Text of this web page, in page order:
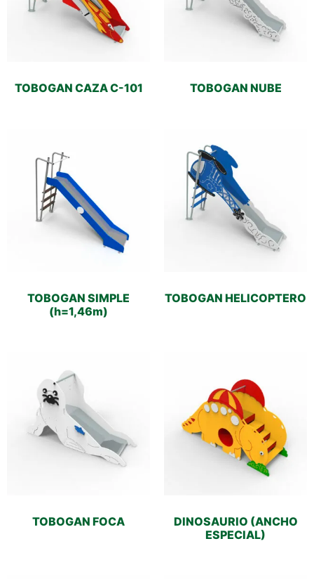
TOBOGAN CAZA C-101 TOBOGAN NUBE
TOBOGAN SIMPLE
(h=1,46m)
TOBOGAN HELICOPTERO
TOBOGAN FOCA
DINOSAURIO (ANCHO
ESPECIAL)